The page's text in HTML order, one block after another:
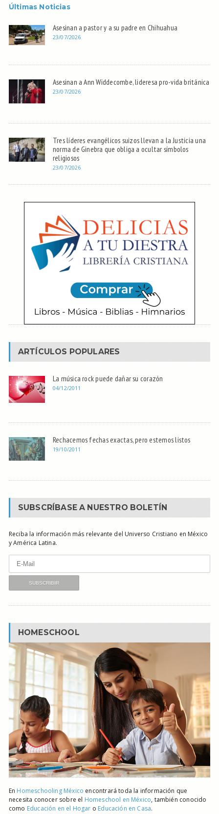
Últimas Noticias
Asesinan a pastor y a su padre en Chihuahua
23/07/2026
Asesinan a Ann Widdecombe, lideresa pro-vida británica
23/07/2026
Tres líderes evangélicos suizos llevan a la Justicia una
norma de Ginebra que obliga a ocultar símbolos
religiosos
23/07/2026
ARTÍCULOS POPULARES
La música rock puede dañar su corazón
04/12/2011
Rechacemos fechas exactas, pero estemos listos
19/10/2011
SUBSCRÍBASE A NUESTRO BOLETÍN
Reciba la información más relevante del Universo Cristiano en México
y América Latina.
HOMESCHOOL
En Homeschooling México encontrará toda la información que
necesita conocer sobre el Homeschool en México, también conocido
como Educación en el Hogar o Educación en Casa.